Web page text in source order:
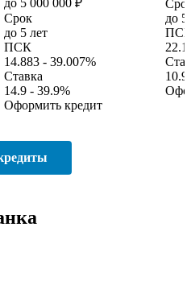
Срок
до 5 лет
ПСК
14.883 - 39.007%
Ставка
14.9 - 39.9%
Оформить кредит
до 5
10.9